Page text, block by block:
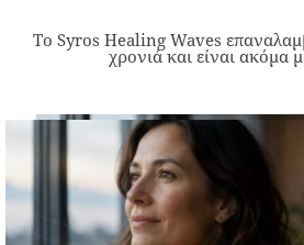
Το Syros Healing Waves
χρονιά και είναι ακόμα